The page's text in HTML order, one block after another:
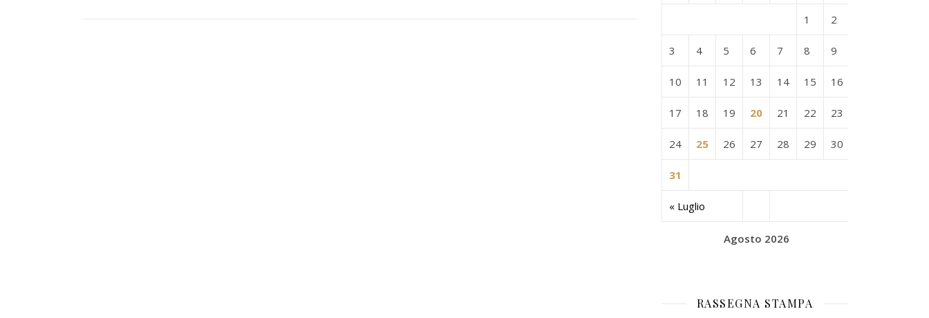
Agosto 2026
« Luglio
1 2
3 4 5 6 7 8 9
10 11 12 13 14 15 16
17 18 19 20 21 22 23
24 25 26 27 28 29 30
31
RASSEGNA STAMPA